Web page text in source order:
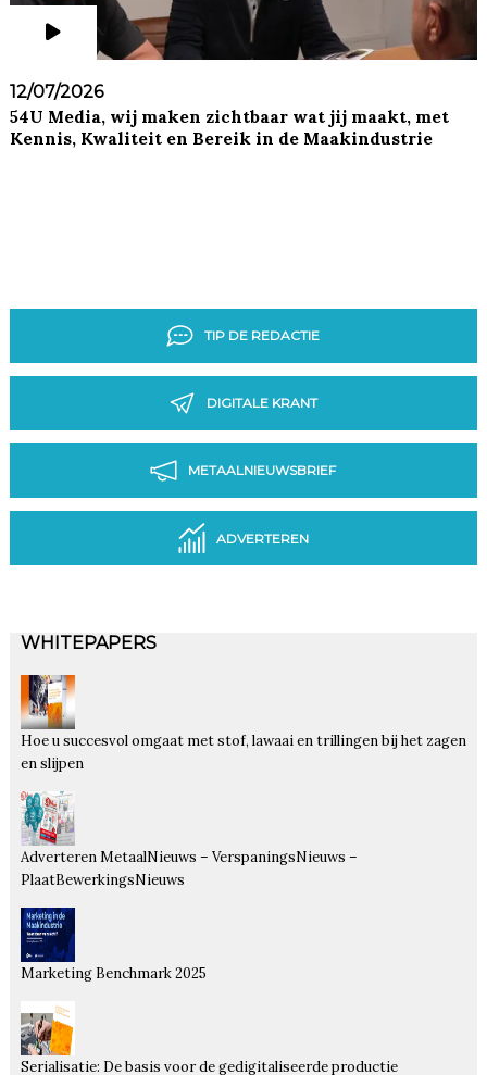
12/07/2026
54U Media, wij maken zichtbaar wat jij maakt, met
Kennis, Kwaliteit en Bereik in de Maakindustrie
TIP DE REDACTIE
DIGITALE KRANT
METAALNIEUWSBRIEF
ADVERTEREN
WHITEPAPERS
Hoe u succesvol omgaat met stof, lawaai en trillingen bij het zagen
en slijpen
Adverteren MetaalNieuws – VerspaningsNieuws –
PlaatBewerkingsNieuws
Marketing Benchmark 2025
Serialisatie: De basis voor de gedigitaliseerde productie